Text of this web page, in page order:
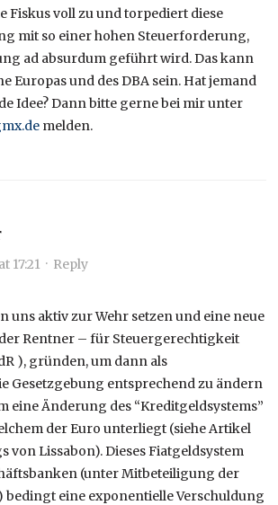
Fiskus voll zu und torpediert diese
mit so einer hohen Steuerforderung,
ad absurdum geführt wird. Das kann
Europas und des DBA sein. Hat jemand
Idee? Dann bitte gerne bei mir unter
melden.
17:21 · Reply
uns aktiv zur Wehr setzen und eine neue
Rentner – für Steuergerechtigkeit
), gründen, um dann als
Gesetzgebung entsprechend zu ändern
eine Änderung des “Kreditgeldsystems”
der Euro unterliegt (siehe Artikel
von Lissabon). Dieses Fiatgeldsystem
(unter Mitbeteiligung der
bedingt eine exponentielle Verschuldung